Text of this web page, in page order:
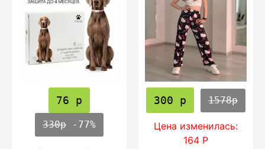
76 р
330р -77%
300 р 1578р
Цена изменилась:
164 Р